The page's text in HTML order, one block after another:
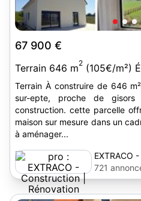
67 900 €
Terrain 646 m2 (105€/m²)
Terrain À construire de 646
sur-epte, proche de gisors idéal pour un projet de
construction. cette parcelle
maison sur mesure dans un
à aménager...
EXTRACO -
Rénovation
721